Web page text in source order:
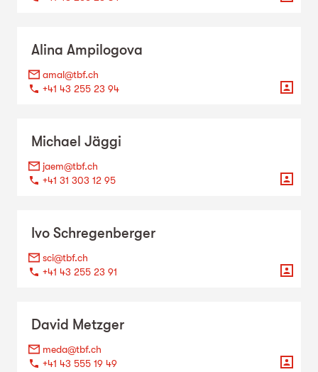
Alina Ampilogova
amal@tbf.ch
+41 43 255 23 94
Michael Jäggi
jaem@tbf.ch
+41 31 303 12 95
Ivo Schregenberger
sci@tbf.ch
+41 43 255 23 91
David Metzger
meda@tbf.ch
+41 43 555 19 49